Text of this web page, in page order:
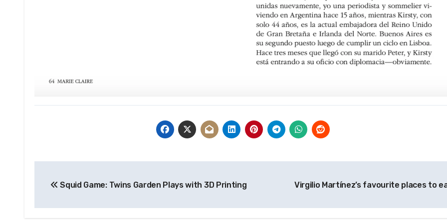
navigation
Squid Game: Twins Garden Plays with 3D Printing Virgilio Martínez’s favourite places to